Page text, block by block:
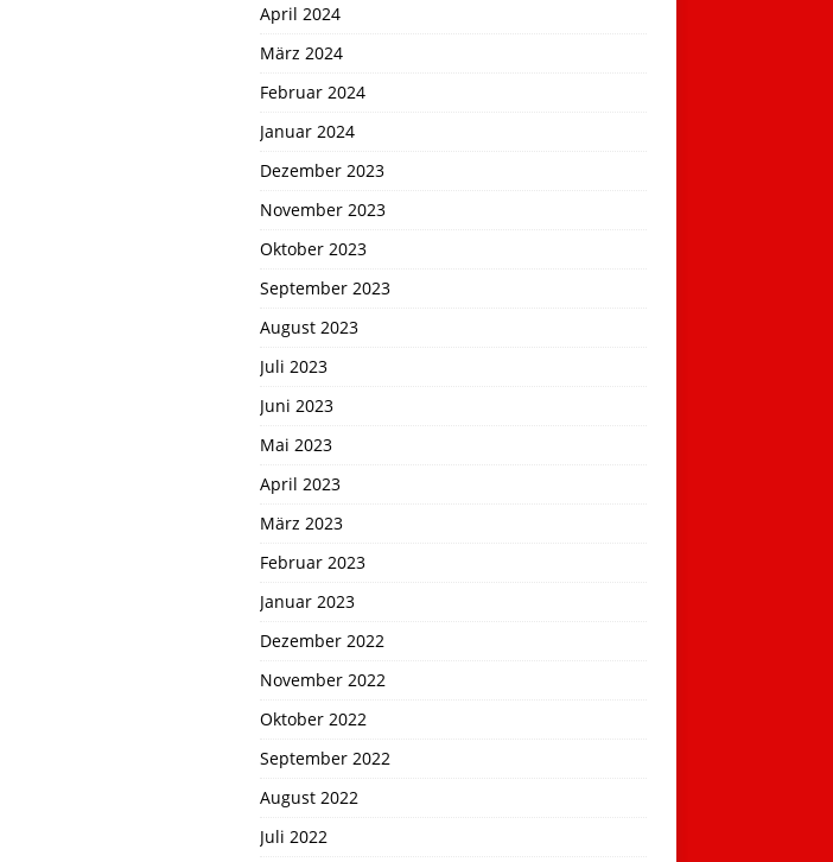
April 2024
März 2024
Februar 2024
Januar 2024
Dezember 2023
November 2023
Oktober 2023
September 2023
August 2023
Juli 2023
Juni 2023
Mai 2023
April 2023
März 2023
Februar 2023
Januar 2023
Dezember 2022
November 2022
Oktober 2022
September 2022
August 2022
Juli 2022